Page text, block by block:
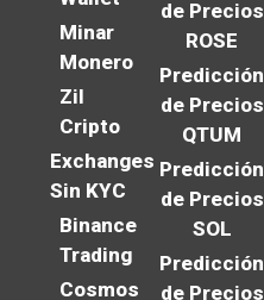
Minar
Monero
Zil
Cripto
Exchanges
Sin KYC
Binance
Trading
Cosmos
de Precios
ROSE
Predicción
de Precios
QTUM
Predicción
de Precios
SOL
Predicción
de Precios